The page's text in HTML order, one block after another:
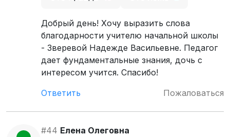
Добрый день! Хочу выразить слова
благодарности учителю начальной школы
- Зверевой Надежде Васильевне. Педагог
дает фундаментальные знания, дочь с
интересом учится. Спасибо!
Ответить
Пожаловаться
#44 Елена Олеговна